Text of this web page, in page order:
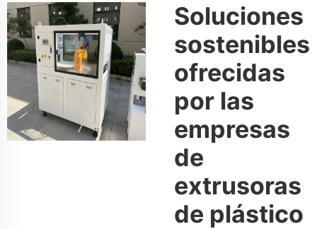
Soluciones
sostenibles
ofrecidas
por las
empresas
de
extrusoras
de plástico